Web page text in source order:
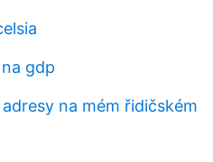
gdp
na mém řidičském